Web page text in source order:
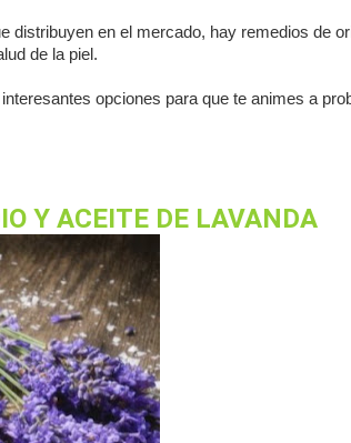
distribuyen en el mercado, hay remedios de
de la piel.
opciones para que te animes a
Y ACEITE DE LAVANDA